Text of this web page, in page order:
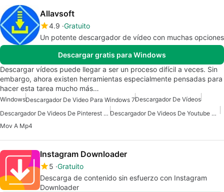
Allavsoft
4.9 Gratuito
Un potente descargador de vídeo con muchas opciones
Descargar gratis para Windows
Descargar vídeos puede llegar a ser un proceso difícil a veces. Sin
embargo, ahora existen herramientas especialmente pensadas para
hacer esta tarea mucho más…
WindowsDescargador De Video Para Windows 7Descargador De Vídeos
Descargador De Videos De Pinterest Para Windows
Descargador De Videos De Youtube Para Windows
Mov A Mp4
Instagram Downloader
5 Gratuito
Descarga de contenido sin esfuerzo con Instagram
Downloader